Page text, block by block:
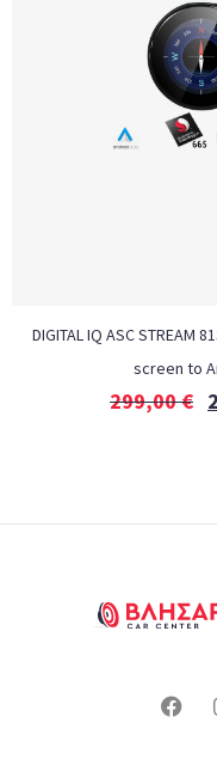
DIGITAL IQ ASC STREAM
screen to
299,00€